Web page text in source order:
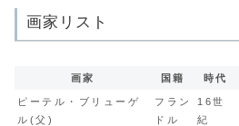
画家リスト
画家 国籍 時代
ピーテル・ブリューゲ
ル(父)
フラン
ドル
16世
紀